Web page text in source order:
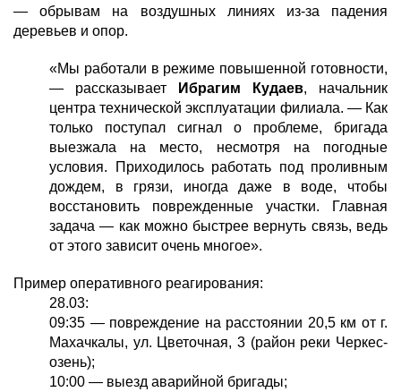
— обрывам на воздушных линиях из-за падения
деревьев и опор.
«Мы работали в режиме повышенной готовности,
— рассказывает
Ибрагим Кудаев, начальник
центра технической эксплуатации филиала. — Как
только поступал сигнал о проблеме, бригада
выезжала на место, несмотря на погодные
условия. Приходилось работать под проливным
дождем, в грязи, иногда даже в воде, чтобы
восстановить поврежденные участки. Главная
задача — как можно быстрее вернуть связь, ведь
от этого зависит очень многое».
Пример оперативного реагирования:
28.03:
09:35 — повреждение на расстоянии 20,5 км от г.
Махачкалы, ул. Цветочная, 3 (район реки Черкес-
озень);
10:00 — выезд аварийной бригады;